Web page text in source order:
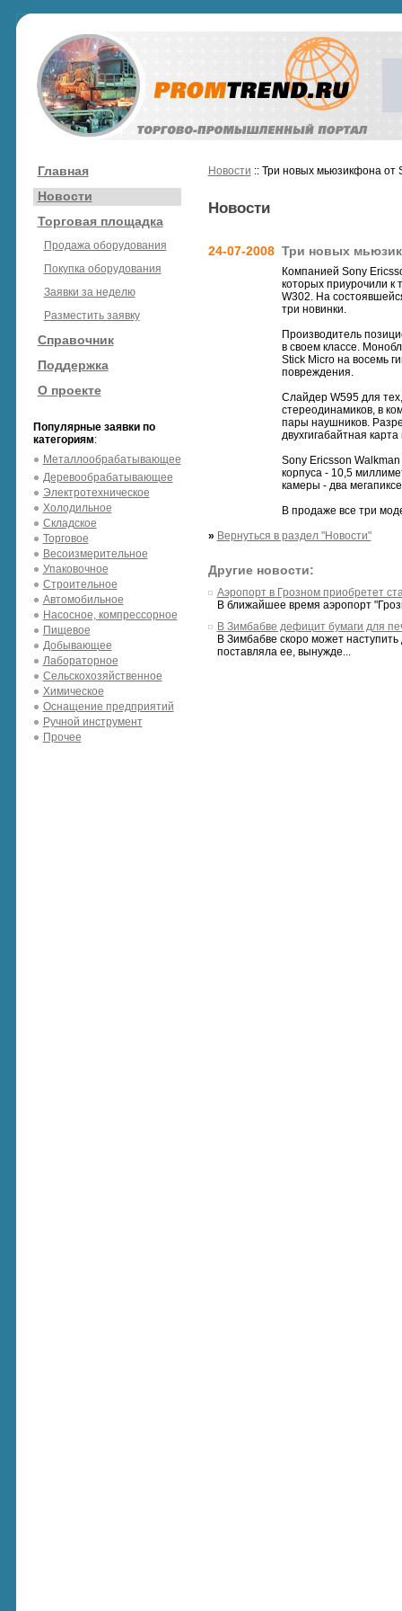
Главная
Новости
Торговая площадка
Продажа оборудования
Покупка оборудования
Заявки за неделю
Разместить заявку
Справочник
Поддержка
О проекте
Популярные заявки по
категориям:
Металлообрабатывающее
Деревообрабатывающее
Электротехническое
Холодильное
Складское
Торговое
Весоизмерительное
Упаковочное
Строительное
Автомобильное
Насосное, компрессорное
Пищевое
Добывающее
Лабораторное
Сельскохозяйственное
Химическое
Оснащение предприятий
Ручной инструмент
Прочее
Новости :: Три новых мьюзикфона от
Новости
24-07-2008 Три новых
Компанией Sony
которых приурочили к
W302. На
три новинки.
Производитель
в своем классе.
Stick Micro на восемь
повреждения.
Слайдер W595 для
стереодинамиков, в
пары наушников.
двухгигабайтная
Sony Ericsson
корпуса - 10,5
камеры - два
В продаже все три
» Вернуться в раздел "Новости"
Другие новости:
Аэропорт в Грозном приобретет
В ближайшее время аэропорт
В Зимбабве дефицит бумаги для
В Зимбабве скоро может
поставляла ее, вынужде...